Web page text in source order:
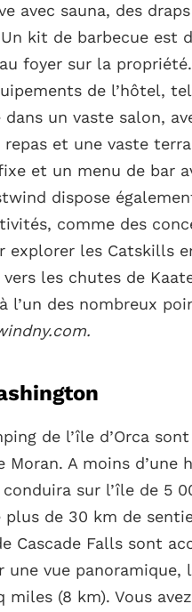
avec sauna, des
kit de barbecue est
foyer sur la
de l’hôtel,
un vaste salon,
et une vaste
et un menu de bar
dispose
comme des
explorer les Catskills
les chutes de
l’un des nombreux
de l’île d’Orca
A moins d’une
sur l’île de 5
de 30 km de
Cascade Falls sont
une vue
(8 km). Vous